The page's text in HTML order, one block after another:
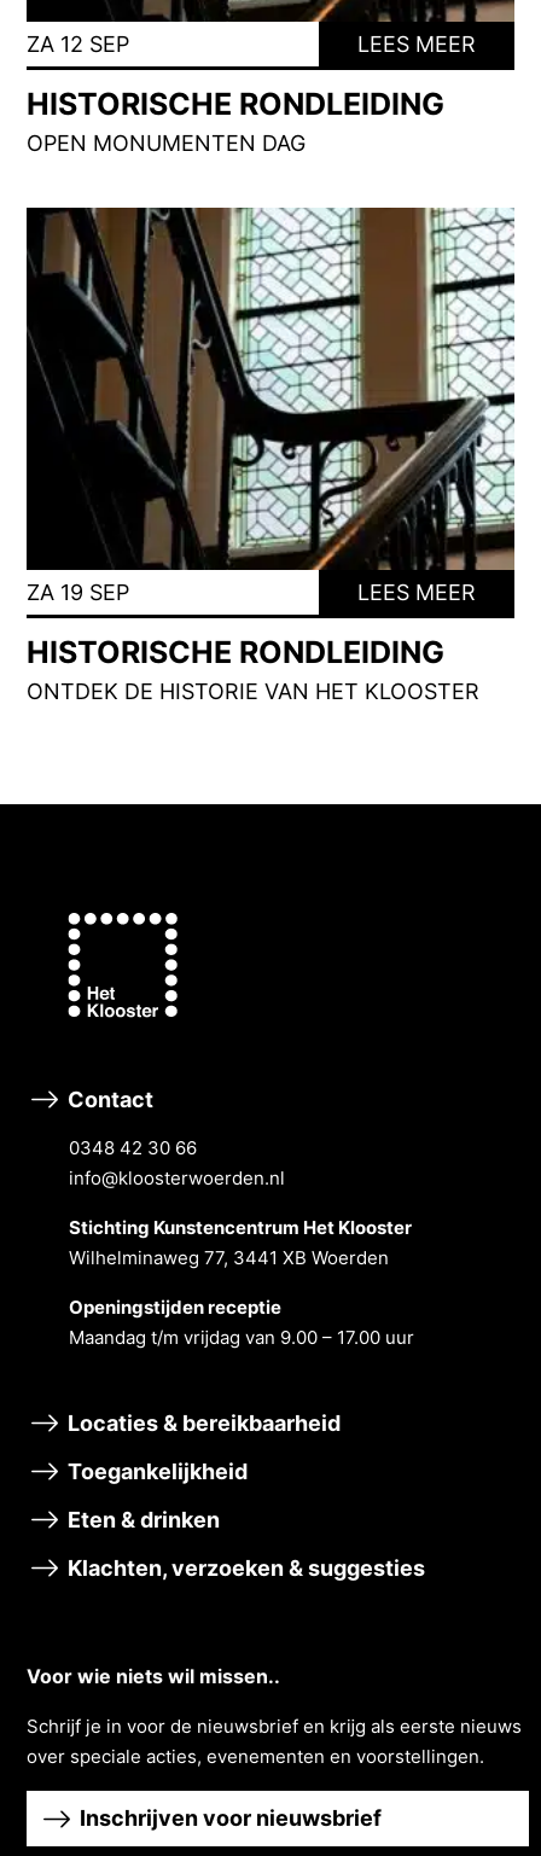
ZA 12 SEP LEES MEER
HISTORISCHE RONDLEIDING
OPEN MONUMENTEN DAG
ZA 19 SEP LEES MEER
HISTORISCHE RONDLEIDING
ONTDEK DE HISTORIE VAN HET KLOOSTER
Contact
0348 42 30 66
info@kloosterwoerden.nl
Stichting Kunstencentrum Het Klooster
Wilhelminaweg 77, 3441 XB Woerden
Openingstĳden receptie
Maandag t/m vrĳdag van 9.00 – 17.00 uur
Locaties & bereikbaarheid
Toegankelijkheid
Eten & drinken
Klachten, verzoeken & suggesties
Voor wie niets wil missen..
Schrĳf je in voor de nieuwsbrief en krĳg als eerste nieuws
over speciale acties, evenementen en voorstellingen.
Inschrijven voor nieuwsbrief